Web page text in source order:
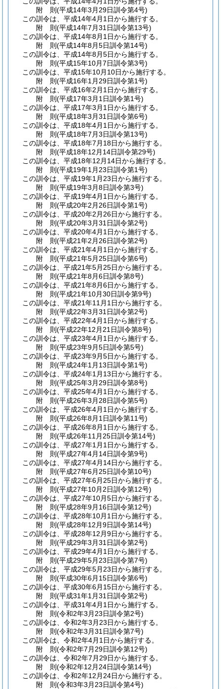
附 則(平成14年3月29日訓令第4号)
この訓令は、平成14年4月1日から施行する。
附 則(平成14年7月31日訓令第13号)
この訓令は、平成14年8月1日から施行する。
附 則(平成14年8月5日訓令第14号)
この訓令は、平成14年8月5日から施行する。
附 則(平成15年10月7日訓令第3号)
この訓令は、平成15年10月10日から施行する。
附 則(平成16年1月29日訓令第1号)
この訓令は、平成16年2月1日から施行する。
附 則(平成17年3月1日訓令第1号)
この訓令は、平成17年3月1日から施行する。
附 則(平成18年3月31日訓令第6号)
この訓令は、平成18年4月1日から施行する。
附 則(平成18年7月3日訓令第13号)
この訓令は、平成18年7月18日から施行する。
附 則(平成18年12月14日訓令第29号)
この訓令は、平成18年12月14日から施行する。
附 則(平成19年1月23日訓令第1号)
この訓令は、平成19年1月23日から施行する。
附 則(平成19年3月8日訓令第3号)
この訓令は、平成19年4月1日から施行する。
附 則(平成20年2月26日訓令第1号)
この訓令は、平成20年2月26日から施行する。
附 則(平成20年3月31日訓令第2号)
この訓令は、平成20年4月1日から施行する。
附 則(平成21年2月26日訓令第2号)
この訓令は、平成21年4月1日から施行する。
附 則(平成21年5月25日訓令第6号)
この訓令は、平成21年5月25日から施行する。
附 則(平成21年8月6日訓令第8号)
この訓令は、平成21年8月6日から施行する。
附 則(平成21年10月30日訓令第9号)
この訓令は、平成21年11月1日から施行する。
附 則(平成22年3月31日訓令第2号)
この訓令は、平成22年4月1日から施行する。
附 則(平成22年12月21日訓令第8号)
この訓令は、平成23年4月1日から施行する。
附 則(平成23年9月5日訓令第5号)
この訓令は、平成23年9月5日から施行する。
附 則(平成24年1月13日訓令第1号)
この訓令は、平成24年1月13日から施行する。
附 則(平成25年3月29日訓令第8号)
この訓令は、平成25年4月1日から施行する。
附 則(平成26年3月28日訓令第5号)
この訓令は、平成26年4月1日から施行する。
附 則(平成26年8月1日訓令第11号)
この訓令は、平成26年8月1日から施行する。
附 則(平成26年11月25日訓令第14号)
この訓令は、平成27年1月1日から施行する。
附 則(平成27年4月14日訓令第9号)
この訓令は、平成27年4月14日から施行する。
附 則(平成27年6月25日訓令第10号)
この訓令は、平成27年6月25日から施行する。
附 則(平成27年10月2日訓令第12号)
この訓令は、平成27年10月5日から施行する。
附 則(平成28年9月16日訓令第12号)
この訓令は、平成28年10月1日から施行する。
附 則(平成28年12月9日訓令第14号)
この訓令は、平成28年12月9日から施行する。
附 則(平成29年3月31日訓令第2号)
この訓令は、平成29年4月1日から施行する。
附 則(平成29年5月23日訓令第7号)
この訓令は、平成29年5月23日から施行する。
附 則(平成30年6月15日訓令第6号)
この訓令は、平成30年6月15日から施行する。
附 則(平成31年1月31日訓令第2号)
この訓令は、平成31年4月1日から施行する。
附 則(令和2年3月23日訓令第2号)
この訓令は、令和2年3月23日から施行する。
附 則(令和2年3月31日訓令第7号)
この訓令は、令和2年4月1日から施行する。
附 則(令和2年7月29日訓令第12号)
この訓令は、令和2年7月29日から施行する。
附 則(令和2年12月24日訓令第14号)
この訓令は、令和2年12月24日から施行する。
附 則(令和3年3月23日訓令第4号)